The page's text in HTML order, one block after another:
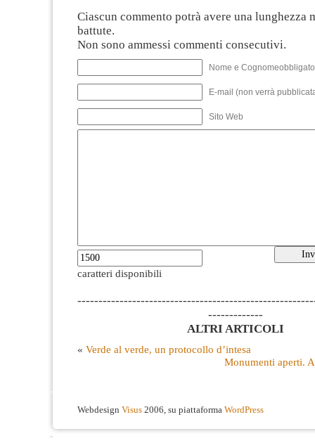
Ciascun commento potrà avere una lunghezza
battute.
Non sono ammessi commenti consecutivi.
Nome e
E-mail (non verrà
Sito Web
caratteri disponibili
-------------
ALTRI ARTICOLI
« Verde al verde, un protocollo d’intesa
Monumenti aperti.
Webdesign Visus 2006, su piattaforma WordPress